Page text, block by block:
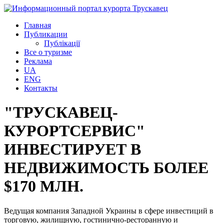
Главная
Публикации
Публікації
Все о туризме
Реклама
UA
ENG
Контакты
"ТРУСКАВЕЦ-
КУРОРТСЕРВИС"
ИНВЕСТИРУЕТ В
НЕДВИЖИМОСТЬ БОЛЕЕ
$170 МЛН.
Ведущая компания Западной Украины в сфере инвестиций в
торговую, жилищную, гостинично-ресторанную и